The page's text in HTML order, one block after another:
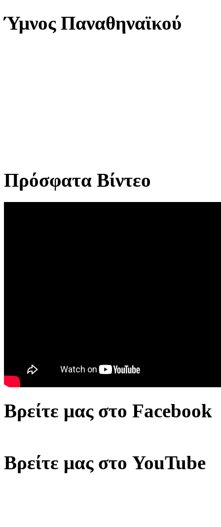
Ύμνος Παναθηναϊκού
Πρόσφατα Βίντεο
Βρείτε μας στο Facebook
Βρείτε μας στο YouTube